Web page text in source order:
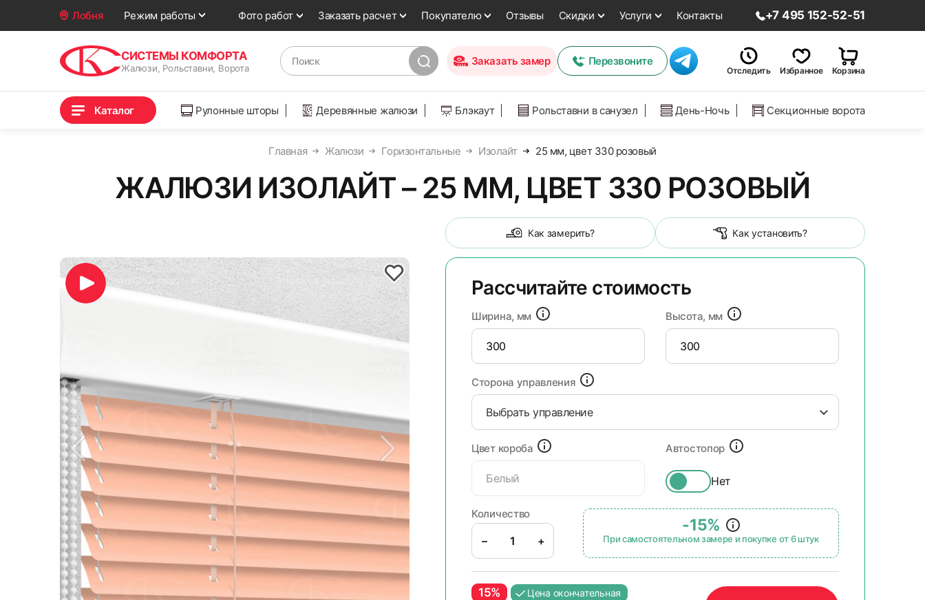
Лобня Режим работы Фото работ Заказать расчет Покупателю Отзывы Скидки Услуги Контакты +7 495 152-52-51
СИСТЕМЫ КОМФОРТА
Жалюзи, Рольставни, Ворота
Заказать замер Перезвоните
Отследить Избранное Корзина
Каталог Рулонные шторы Деревянные жалюзи Блэкаут Рольставни в санузел День-Ночь Секционные ворота
Главная Жалюзи Горизонтальные Изолайт 25 мм, цвет 330 розовый
ЖАЛЮЗИ ИЗОЛАЙТ – 25 ММ, ЦВЕТ 330 РОЗОВЫЙ
Как замерить? Как установить?
Рассчитайте стоимость
Ширина, мм Высота, мм
Сторона управления
Выбрать управление
Цвет короба
Белый
Автостопор
Нет
Количество
– +
-15%
При самостоятельном замере и покупке от 6 штук
15% Цена окончательная